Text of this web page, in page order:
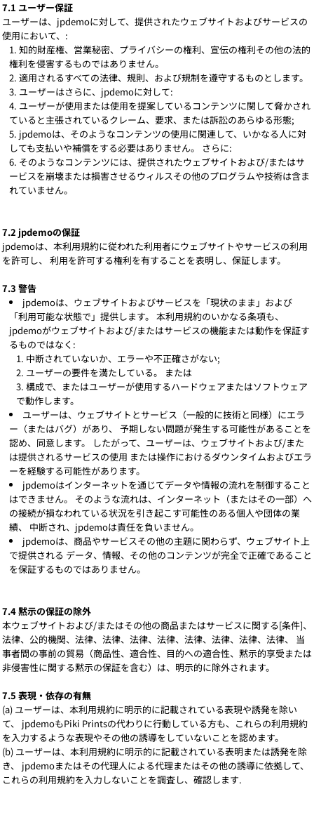
7.1 ユーザー保証
ユーザーは、jpdemoに対して、提供されたウェブサイトおよびサービスの
使用において、:
知的財産権、営業秘密、プライバシーの権利、宣伝の権利その他の法的
権利を侵害するものではありません。
適用されるすべての法律、規則、および規制を遵守するものとします。
ユーザーはさらに、jpdemoに対して:
ユーザーが使用または使用を提案しているコンテンツに関して脅かされ
ていると主張されているクレーム、要求、または訴訟のあらゆる形態;
jpdemoは、そのようなコンテンツの使用に関連して、いかなる人に対
しても支払いや補償をする必要はありません。 さらに:
そのようなコンテンツには、提供されたウェブサイトおよび/またはサ
ービスを崩壊または損害させるウィルスその他のプログラムや技術は含ま
れていません。
7.2 jpdemoの保証
jpdemoは、本利用規約に従われた利用者にウェブサイトやサービスの利用
を許可し、 利用を許可する権利を有することを表明し、保証します。
7.3 警告
jpdemoは、ウェブサイトおよびサービスを「現状のまま」および
「利用可能な状態で」提供します。 本利用規約のいかなる条項も、
jpdemoがウェブサイトおよび/またはサービスの機能または動作を保証す
るものではなく:
中断されていないか、エラーや不正確さがない;
ユーザーの要件を満たしている。 または
構成で、またはユーザーが使用するハードウェアまたはソフトウェア
で動作します。
ユーザーは、ウェブサイトとサービス（一般的に技術と同様）にエラ
ー（またはバグ）があり、 予期しない問題が発生する可能性があることを
認め、同意します。 したがって、ユーザーは、ウェブサイトおよび/また
は提供されるサービスの使用 または操作におけるダウンタイムおよびエラ
ーを経験する可能性があります。
jpdemoはインターネットを通じてデータや情報の流れを制御すること
はできません。 そのような流れは、インターネット（またはその一部）へ
の接続が損なわれている状況を引き起こす可能性のある個人や団体の業
績、 中断され、jpdemoは責任を負いません。
jpdemoは、商品やサービスその他の主題に関わらず、ウェブサイト上
で提供される データ、情報、その他のコンテンツが完全で正確であること
を保証するものではありません。
7.4 黙示の保証の除外
本ウェブサイトおよび/またはその他の商品またはサービスに関する[条件]、
法律、公的機関、法律、法律、法律、法律、法律、法律、法律、法律、 当
事者間の事前の貿易（商品性、適合性、目的への適合性、黙示的享受または
非侵害性に関する黙示の保証を含む）は、明示的に除外されます。
7.5 表現・依存の有無
(a) ユーザーは、本利用規約に明示的に記載されている表現や誘発を除い
て、 jpdemoもPiki Printsの代わりに行動している方も、これらの利用規約
を入力するような表現やその他の誘導をしていないことを認めます。
(b) ユーザーは、本利用規約に明示的に記載されている表明または誘発を除
き、 jpdemoまたはその代理人による代理またはその他の誘導に依拠して、
これらの利用規約を入力しないことを調査し、確認します.